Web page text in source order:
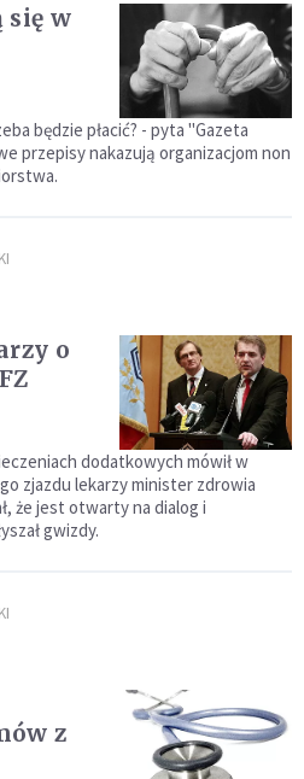
się w
będzie płacić? - pyta "Gazeta
przepisy nakazują organizacjom non
o
dodatkowych mówił w
zjazdu lekarzy minister zdrowia
że jest otwarty na dialog i
gwizdy.
z